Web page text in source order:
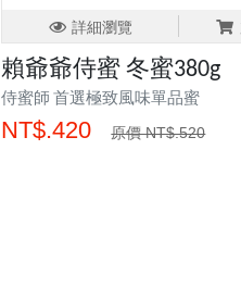
詳細瀏覽
賴爺爺侍蜜 冬蜜380g
侍蜜師 首選極致風味單品蜜
NT$.420原價 NT$.520